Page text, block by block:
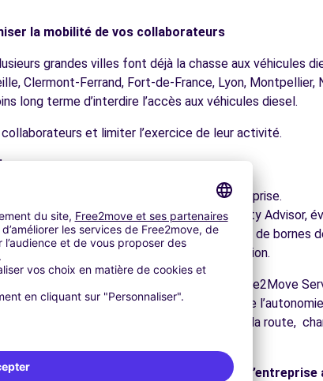
la mobilité de vos collaborateurs
grandes villes font déjà la chasse aux véhicules
Clermont-Ferrand, Fort-de-France, Lyon, Montpellier,
long terme d’interdire l’accès aux véhicules diesel.
et limiter l’exercice de leur activité.
judicieuse pour votre parc d’entreprise.
cette transition énergétique. Avec E-Mobility Advisor,
étudiez les solutions d’installation de bornes
automobile et des possibilités d’optimisation.
au volant. Avec l’application Free2Move
planifiez un itinéraire en prenant en compte
: climatisation, chauffage, topographie de la route,
en g érant votre flotte de véhicules d’entreprise